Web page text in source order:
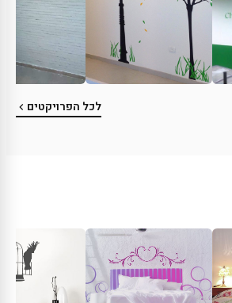
לכל הפרויקטים